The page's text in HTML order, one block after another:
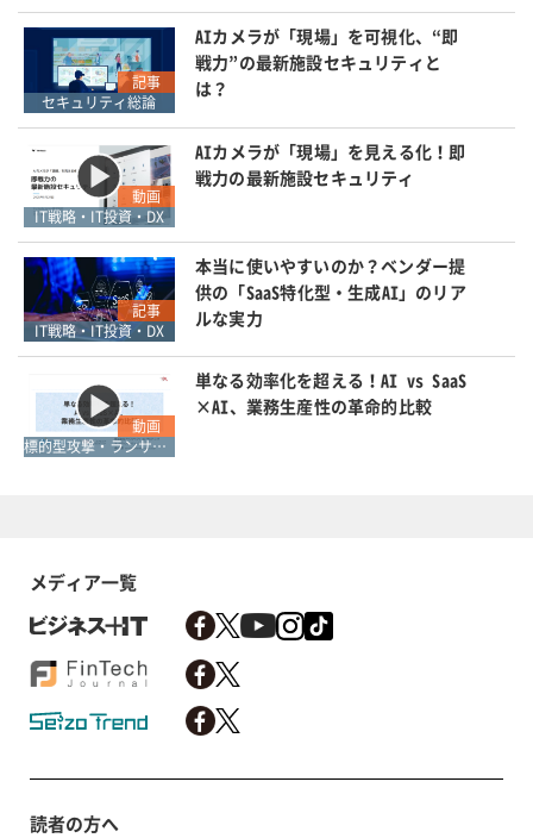
記事
セキュリティ総論
AIカメラが「現場」を可視化、“即
戦力”の最新施設セキュリティと
は？
動画
IT戦略・IT投資・DX
AIカメラが「現場」を見える化！即
戦力の最新施設セキュリティ
記事
IT戦略・IT投資・DX
本当に使いやすいのか？ベンダー提
供の「SaaS特化型・生成AI」のリア
ルな実力
動画
標的型攻撃・ランサムウェア対策
単なる効率化を超える！AI vs SaaS
×AI、業務生産性の革命的比較
メディア一覧
読者の方へ